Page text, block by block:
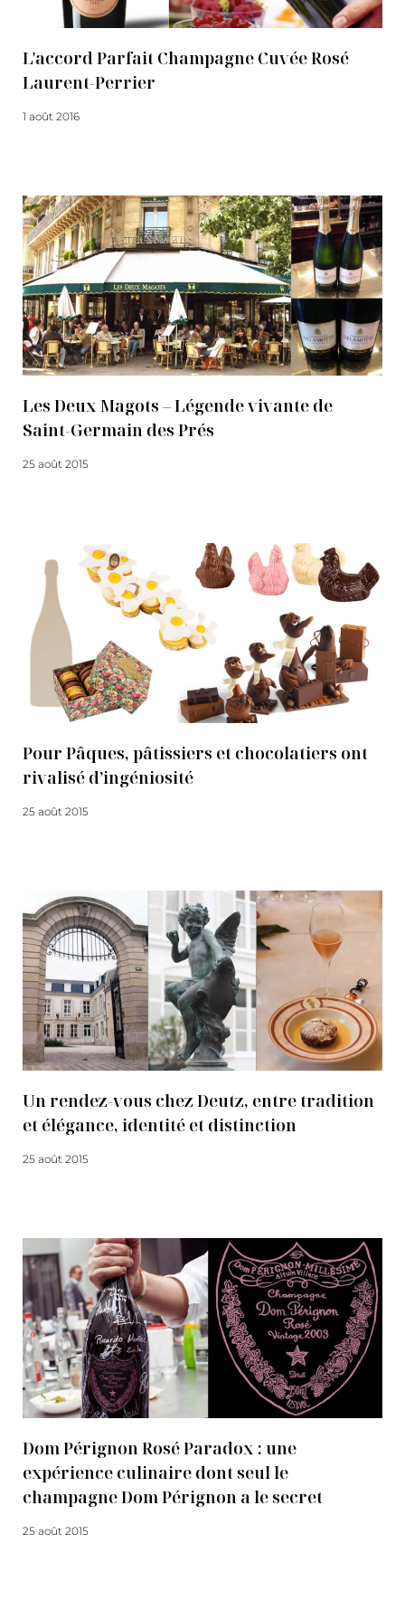
L'accord Parfait Champagne Cuvée Rosé
Laurent-Perrier
1 août 2016
Les Deux Magots – Légende vivante de
Saint-Germain des Prés
25 août 2015
Pour Pâques, pâtissiers et chocolatiers ont
rivalisé d’ingéniosité
25 août 2015
Un rendez-vous chez Deutz, entre tradition
et élégance, identité et distinction
25 août 2015
Dom Pérignon Rosé Paradox : une
expérience culinaire dont seul le
champagne Dom Pérignon a le secret
25 août 2015